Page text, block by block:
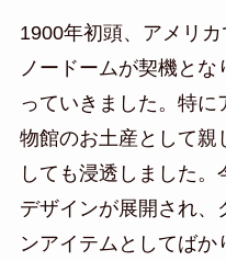
1900年初頭、アメリ
ノードームが契機と
っていきました。特
物館のお土産として親
しても浸透しました
デザインが展開され、
ンアイテムとしてばか